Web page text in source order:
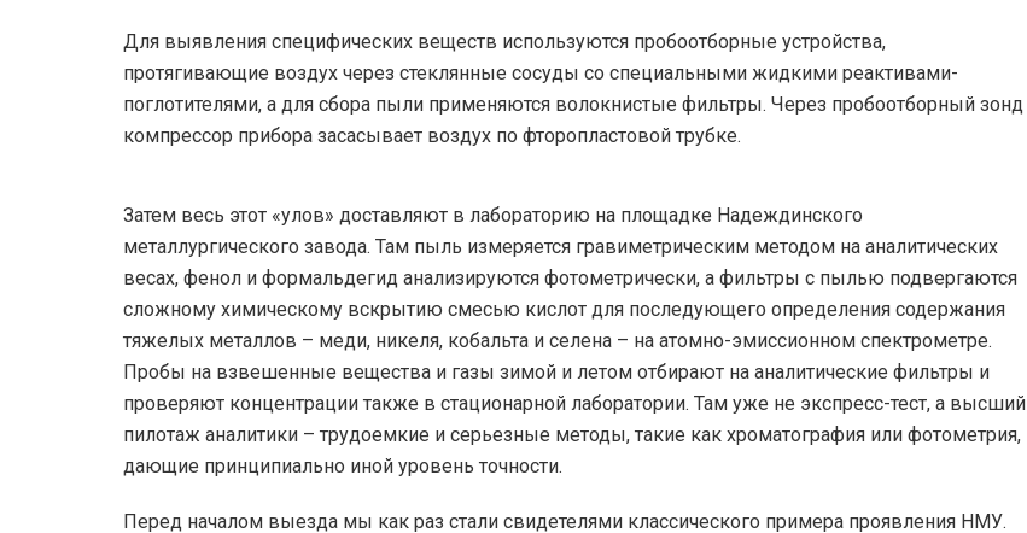
Для выявления специфических веществ используются пробоотборные устройства,
протягивающие воздух через стеклянные сосуды со специальными жидкими реактивами-
поглотителями, а для сбора пыли применяются волокнистые фильтры. Через пробоотборный зонд
компрессор прибора засасывает воздух по фторопластовой трубке.
Затем весь этот «улов» доставляют в лабораторию на площадке Надеждинского
металлургического завода. Там пыль измеряется гравиметрическим методом на аналитических
весах, фенол и формальдегид анализируются фотометрически, а фильтры с пылью подвергаются
сложному химическому вскрытию смесью кислот для последующего определения содержания
тяжелых металлов – меди, никеля, кобальта и селена – на атомно-эмиссионном спектрометре.
Пробы на взвешенные вещества и газы зимой и летом отбирают на аналитические фильтры и
проверяют концентрации также в стационарной лаборатории. Там уже не экспресс-тест, а высший
пилотаж аналитики – трудоемкие и серьезные методы, такие как хроматография или фотометрия,
дающие принципиально иной уровень точности.
Перед началом выезда мы как раз стали свидетелями классического примера проявления НМУ.